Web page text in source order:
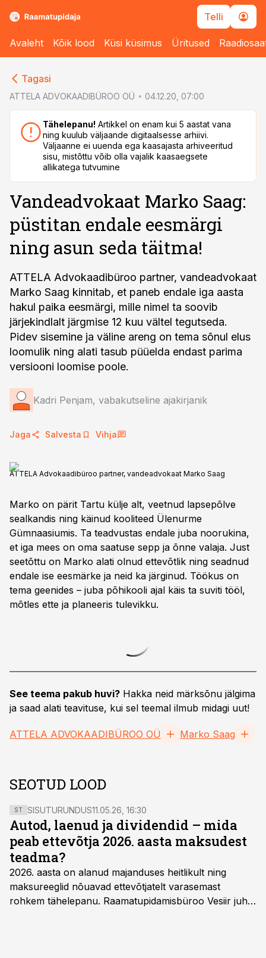
Telli
Avaleht Kõik lood Küsi küsimus Üritused
Tagasi
ATTELA ADVOKAADIBÜROO OÜ 04.12.20, 07:00
Tähelepanu! Artikkel on enam kui 5 aastat vana
ning kuulub väljaande digitaalsesse arhiivi.
Väljaanne ei uuenda ega kaasajasta arhiveeritud
sisu, mistõttu võib olla vajalik kaasaegsete
allikatega tutvumine
Vandeadvokaat Marko Saag:
püstitan endale eesmärgi
ning asun seda täitma!
ATTELA Advokaadibüroo partner, vandeadvokaat
Marko Saag kinnitab, et paneb endale iga aasta
hakul paika eesmärgi, mille nimel ta soovib
järjekindlalt järgmise 12 kuu vältel tegutseda.
Pidev sisemine ja väline areng on tema sõnul elus
loomulik ning alati tasub püüelda endast parima
versiooni loomise poole.
Kadri Penjam, vabakutseline ajakirjanik
Jaga Salvesta Vihja
ATTELA Advokaadibüroo partner, vandeadvokaat Marko Saag
Marko on pärit Tartu külje alt, veetnud lapsepõlve
sealkandis ning käinud kooliteed Ülenurme
Gümnaasiumis. Ta teadvustas endale juba noorukina,
et iga mees on oma saatuse sepp ja õnne valaja. Just
seetõttu on Marko alati olnud ettevõtlik ning seadnud
endale ise eesmärke ja neid ka järginud. Töökus on
tema geenides – juba põhikooli ajal käis ta suviti tööl,
mõtles ette ja planeeris tulevikku.
See teema pakub huvi? Hakka neid märksõnu jälgima
ja saad alati teavituse, kui sel teemal ilmub midagi uut!
ATTELA ADVOKAADIBÜROO OÜ Marko Saag
SEOTUD LOOD
ST SISUTURUNDUS11.05.26, 16:30
Autod, laenud ja dividendid – mida
peab ettevõtja 2026. aasta maksudest
teadma?
2026. aasta on alanud majanduses heitlikult ning
maksureeglid nõuavad ettevõtjatelt varasemast
rohkem tähelepanu. Raamatupidamisbüroo Vesiir juht